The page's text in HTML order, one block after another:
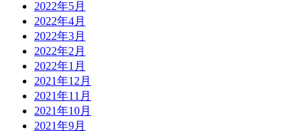
2022年5月
2022年4月
2022年3月
2022年2月
2022年1月
2021年12月
2021年11月
2021年10月
2021年9月